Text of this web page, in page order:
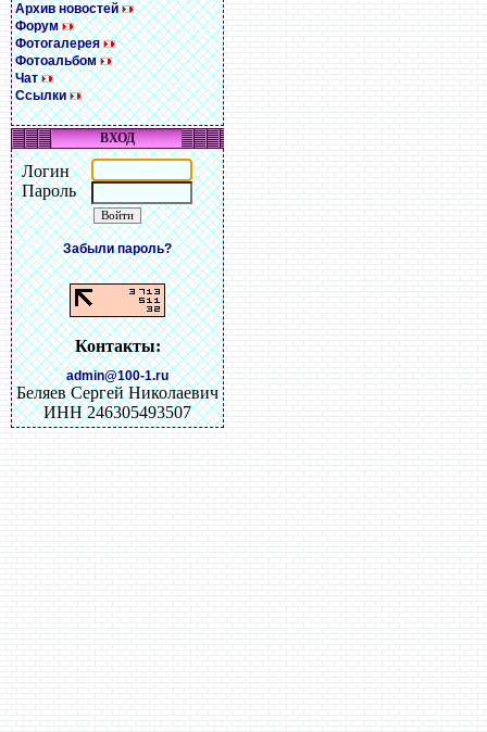
Архив новостей
Форум
Фотогалерея
Фотоальбом
Чат
Ссылки
ВХОД
Логин
Пароль
Забыли пароль?
Контакты:
admin@100-1.ru
Беляев Сергей Николаевич
ИНН 246305493507